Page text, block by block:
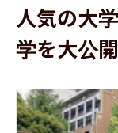
人気の大
学を大公開